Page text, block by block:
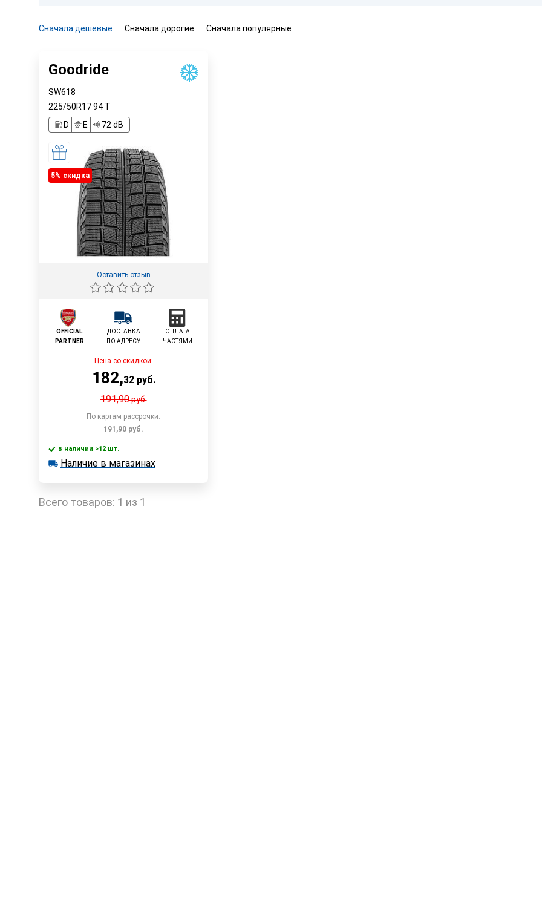
Сначала дешевые Сначала дорогие Сначала популярные
Goodride
SW618
225/50R1794 T
D
E 72 dB
5% cкидка
Оставить отзыв
OFFICIAL
PARTNER
ДОСТАВКА
ПО АДРЕСУ
ОПЛАТА
ЧАСТЯМИ
Цена со скидкой:
182,32руб.
191,90руб.
По картам рассрочки:
191,90 руб.
В корзину
Быстрый заказ
в наличии >12 шт.
в наличии >12 шт.
Наличие в магазинах
Всего товаров: 1 из 1